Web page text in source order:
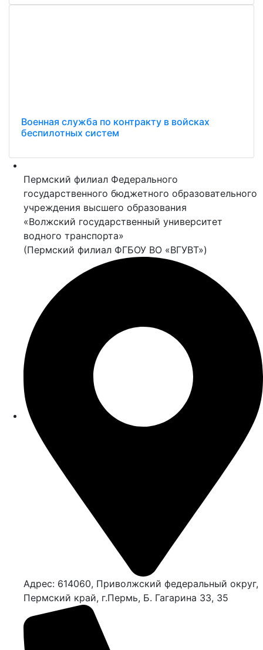
Военная служба по контракту в войсках
беспилотных систем
Пермский филиал Федерального
государственного бюджетного образовательного
учреждения высшего образования
«Волжский государственный университет
водного транспорта»
(Пермский филиал ФГБОУ ВО «ВГУВТ»)
Адрес: 614060, Приволжский федеральный округ,
Пермский край, г.Пермь, Б. Гагарина 33, 35